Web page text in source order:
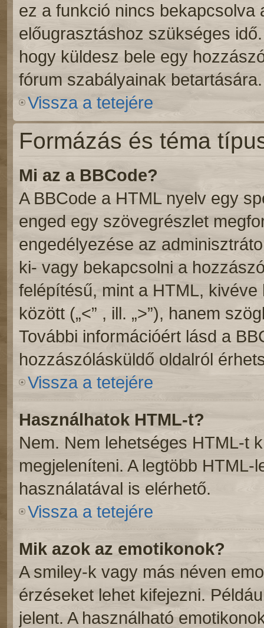
ez a funkció nincs bekapcsolva
előugrasztáshoz szükséges
hogy küldesz bele egy
fórum szabályainak betartására.
Vissza a tetejére
Formázás és téma
Mi az a BBCode?
A BBCode a HTML nyelv egy
enged egy szövegrészlet
engedélyezése az
ki- vagy bekapcsolni a
felépítésű, mint a HTML,
között („<” , ill. „>”), hanem
További információért lásd a
hozzászólásküldő oldalról
Vissza a tetejére
Használhatok HTML-t?
Nem. Nem lehetséges HTML-t
megjeleníteni. A legtöbb
használatával is elérhető.
Vissza a tetejére
Mik azok az emotikonok?
A smiley-k vagy más néven
érzéseket lehet kifejezni.
jelent. A használható